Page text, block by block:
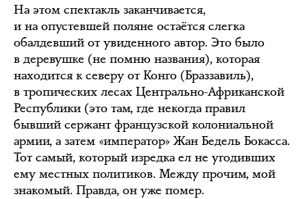
На этом спектакль заканчивается,
и на опустевшей поляне остаётся слегка
обалдевший от увиденного автор. Это было
в деревушке (не помню названия), которая
находится к северу от Конго (Браззавиль),
в тропических лесах Центрально-Африканской
Республики (это там, где некогда правил
бывший сержант французской колониальной
армии, а затем «император» Жан Бедель Бокасса.
Тот самый, который изредка ел не угодивших
ему местных политиков. Между прочим, мой
знакомый. Правда, он уже помер.